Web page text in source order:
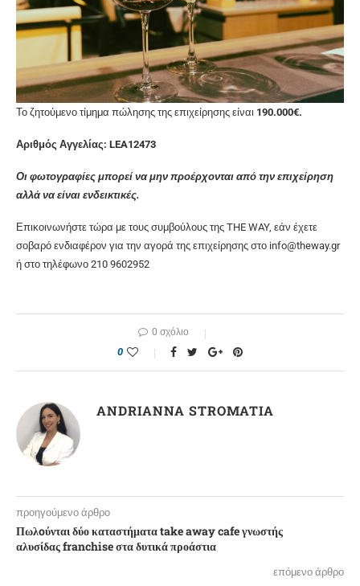
Το ζητούμενο τίμημα πώλησης της επιχείρησης είναι 190.000€.
Αριθμός Αγγελίας: LEA12473
Οι φωτογραφίες μπορεί να μην προέρχονται από την επιχείρηση
αλλά να είναι ενδεικτικές.
Επικοινωνήστε τώρα με τους συμβούλους της THE WAY, εάν έχετε
σοβαρό ενδιαφέρον για την αγορά της επιχείρησης στο info@theway.gr
ή στο τηλέφωνο 210 9602952
0 σχόλιο
0
ANDRIANNA STROMATIA
προηγούμενο άρθρο
Πωλoύνται δύο καταστήματα take away cafe γνωστής
αλυσίδας franchise στα δυτικά προάστια
επόμενο άρθρο